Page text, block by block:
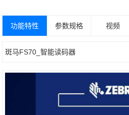
功能特性 参数规格 视频
斑马FS70_智能读码器